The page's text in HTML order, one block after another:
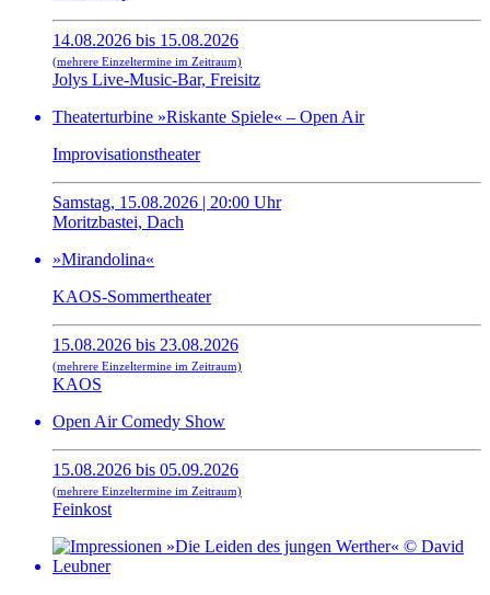
14.08.2026 bis 15.08.2026
(mehrere Einzeltermine im Zeitraum)
Jolys Live-Music-Bar, Freisitz
Theaterturbine »Riskante Spiele« – Open Air
Improvisationstheater
Samstag, 15.08.2026 | 20:00 Uhr
Moritzbastei, Dach
»Mirandolina«
KAOS-Sommertheater
15.08.2026 bis 23.08.2026
(mehrere Einzeltermine im Zeitraum)
KAOS
Open Air Comedy Show
15.08.2026 bis 05.09.2026
(mehrere Einzeltermine im Zeitraum)
Feinkost